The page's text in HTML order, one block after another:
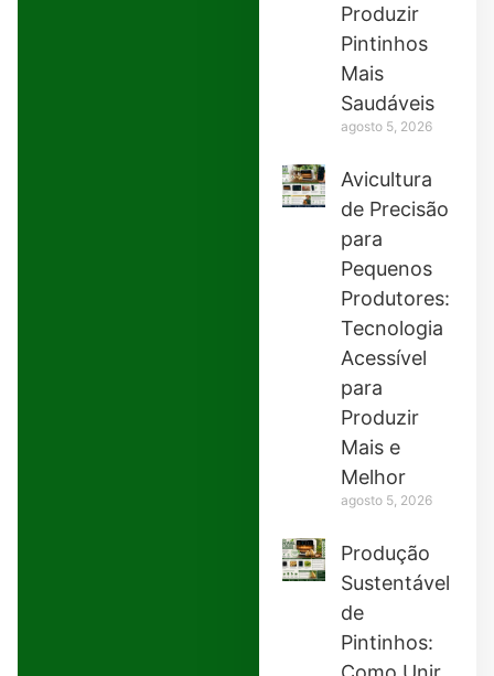
Produzir
Pintinhos
Mais
Saudáveis
agosto 5, 2026
Avicultura
de Precisão
para
Pequenos
Produtores:
Tecnologia
Acessível
para
Produzir
Mais e
Melhor
agosto 5, 2026
Produção
Sustentável
de
Pintinhos: